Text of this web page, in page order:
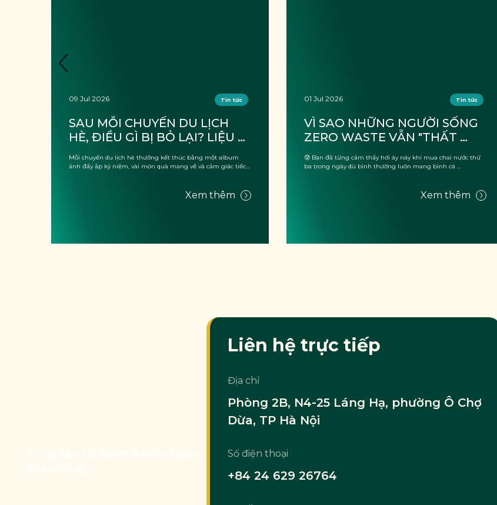
09 Jul 2026 Tin tức
SAU MỖI CHUYẾN DU LỊCH
HÈ, ĐIỀU GÌ BỊ BỎ LẠI? LIỆU
CÓ CHỈ LÀ “RÁC”?
Mỗi chuyến du lịch hè thường kết thúc bằng một album
ảnh đầy ắp kỷ niệm, vài món quà mang về và cảm giác tiếc
Xem thêm
01 Jul 2026 Tin tức
VÌ SAO NHỮNG NGƯỜI SỐNG
ZERO WASTE VẪN "THẤT
THỦ" KHI ĐI DU LỊCH?
😰 Bạn đã từng cảm thấy hơi áy náy khi mua chai nước thứ
ba trong ngày dù bình thường luôn mang bình cá ...
Xem thêm
Liên hệ trực tiếp
Địa chỉ
Phòng 2B, N4-25 Láng Hạ, phường Ô Chợ
Dừa, TP Hà Nội
Số điện thoại
+84 24 629 26764